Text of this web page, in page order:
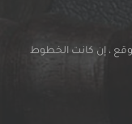
، إن كانت الخطوط